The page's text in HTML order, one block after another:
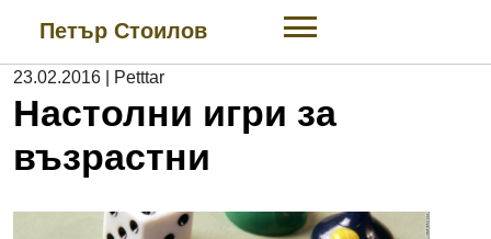
content
Петър Стоилов
23.02.2016 Petttar
Настолни игри за
възрастни